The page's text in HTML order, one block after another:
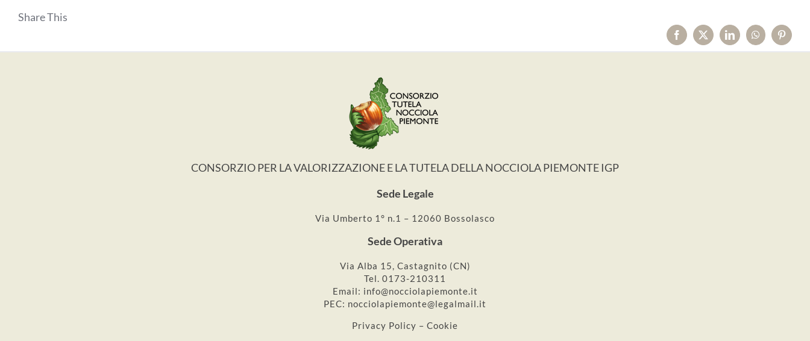
Share This
Facebook
X LinkedInWhatsApp
CONSORZIO PER LA VALORIZZAZIONE E LA TUTELA DELLA NOCCIOLA PIEMONTE IGP
Sede Legale
Via Umberto 1° n.1 – 12060 Bossolasco
Sede Operativa
Via Alba 15, Castagnito (CN)
Tel. 0173-210311
Email: info@nocciolapiemonte.it
PEC: nocciolapiemonte@legalmail.it
Privacy Policy – Cookie